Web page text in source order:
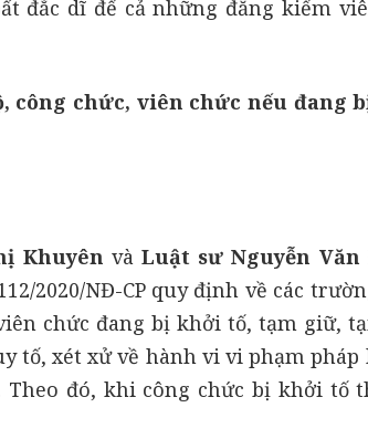
đắc dĩ để cả những đăng kiểm
công chức, viên chức nếu đang
Khuyên vàLuật sư Nguyễn Văn
2020/NĐ-CP quy định về các
chức đang bị khởi tố, tạm giữ,
tố, xét xử về hành vi vi phạm
Theo đó, khi công chức bị khởi tố